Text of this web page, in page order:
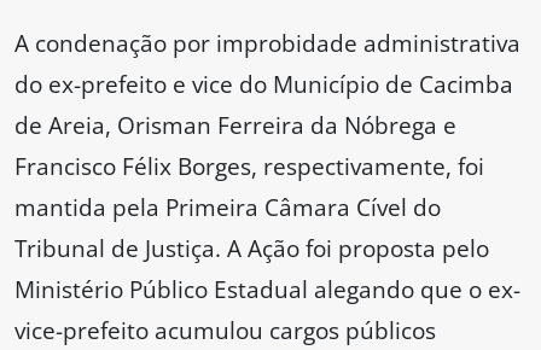
A condenação por improbidade administrativa
do ex-prefeito e vice do Município de Cacimba
de Areia, Orisman Ferreira da Nóbrega e
Francisco Félix Borges, respectivamente, foi
mantida pela Primeira Câmara Cível do
Tribunal de Justiça. A Ação foi proposta pelo
Ministério Público Estadual alegando que o ex-
vice-prefeito acumulou cargos públicos